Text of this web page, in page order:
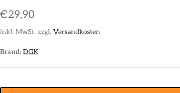
€29,90
inkl. MwSt. zzgl.Versandkosten
Brand: DGK